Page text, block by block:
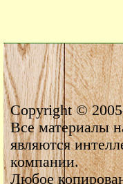
Copyright ©
Все материалы
являются
компании.
Любое